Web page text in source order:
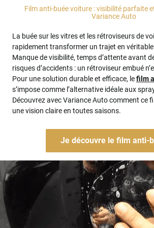
Film anti-buée voiture : visibilité parfaite
Variance Auto
La buée sur les vitres et les rétroviseurs de
rapidement transformer un trajet en
Manque de visibilité, temps d’attente avant
risques d’accidents : un rétroviseur embué
Pour une solution durable et efficace, lefilm
s’impose comme l’alternative idéale aux
Découvrez avec Variance Auto comment ce
une vision claire en toutes saisons.
Je découvre le film anti-